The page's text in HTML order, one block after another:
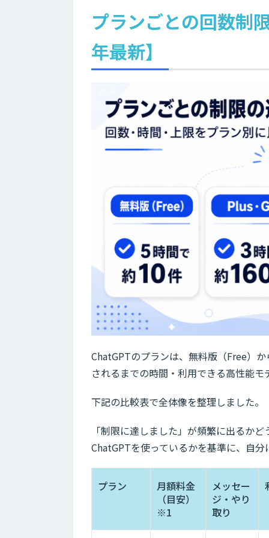
プランごとの回数制
年最新】
ChatGPTのプランは、無料版（Free）
されるまでの時間・利用できる高性能
下記の比較表で全体像を整理しました。
「制限に達しました」が頻繁に出るか
ChatGPTを使っているかを基準に、自
プラン
月額料金
（目安）
※1
メッセー
ジ・やり
取り